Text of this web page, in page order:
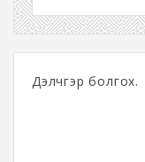
Дэлчгэр болгох.